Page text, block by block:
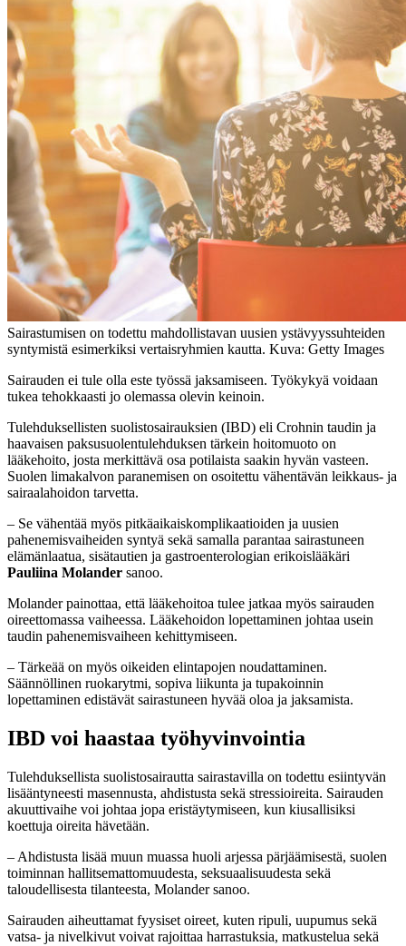
Sairastumisen on todettu mahdollistavan uusien ystävyyssuhteiden
syntymistä esimerkiksi vertaisryhmien kautta. Kuva: Getty Images
Sairauden ei tule olla este työssä jaksamiseen. Työkykyä voidaan
tukea tehokkaasti jo olemassa olevin keinoin.
Tulehduksellisten suolistosairauksien (IBD) eli Crohnin taudin ja
haavaisen paksusuolentulehduksen tärkein hoitomuoto on
lääkehoito, josta merkittävä osa potilaista saakin hyvän vasteen.
Suolen limakalvon paranemisen on osoitettu vähentävän leikkaus- ja
sairaalahoidon tarvetta.
– Se vähentää myös pitkäaikaiskomplikaatioiden ja uusien
pahenemisvaiheiden syntyä sekä samalla parantaa sairastuneen
elämänlaatua, sisätautien ja gastroenterologian erikoislääkäri
Pauliina Molander sanoo.
Molander painottaa, että lääkehoitoa tulee jatkaa myös sairauden
oireettomassa vaiheessa. Lääkehoidon lopettaminen johtaa usein
taudin pahenemisvaiheen kehittymiseen.
– Tärkeää on myös oikeiden elintapojen noudattaminen.
Säännöllinen ruokarytmi, sopiva liikunta ja tupakoinnin
lopettaminen edistävät sairastuneen hyvää oloa ja jaksamista.
IBD voi haastaa työhyvinvointia
Tulehduksellista suolistosairautta sairastavilla on todettu esiintyvän
lisääntyneesti masennusta, ahdistusta sekä stressioireita. Sairauden
akuuttivaihe voi johtaa jopa eristäytymiseen, kun kiusallisiksi
koettuja oireita hävetään.
– Ahdistusta lisää muun muassa huoli arjessa pärjäämisestä, suolen
toiminnan hallitsemattomuudesta, seksuaalisuudesta sekä
taloudellisesta tilanteesta, Molander sanoo.
Sairauden aiheuttamat fyysiset oireet, kuten ripuli, uupumus sekä
vatsa- ja nivelkivut voivat rajoittaa harrastuksia, matkustelua sekä